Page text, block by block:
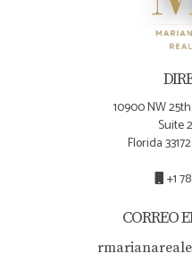
necesidades como
¿Cómo puedo
casa en este nuevo
Considera hacer
características
10900 NW
Suite
Florida
+1
CORREO